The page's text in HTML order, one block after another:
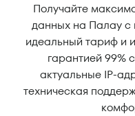
Получайте
данных на Палау с
идеальный тариф и
гарантией 99%
актуальные IP-
техническая